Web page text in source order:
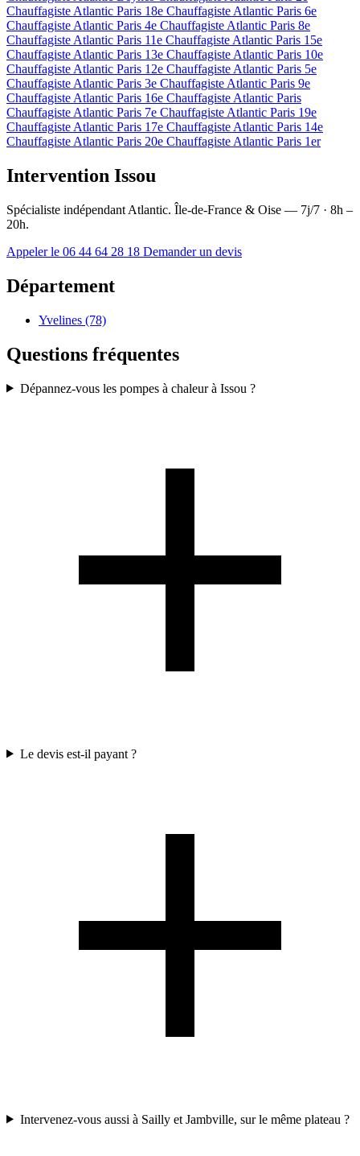
Chauffagiste Atlantic Paris 18e Chauffagiste Atlantic Paris 6e
Chauffagiste Atlantic Paris 4e Chauffagiste Atlantic Paris 8e
Chauffagiste Atlantic Paris 11e Chauffagiste Atlantic Paris 15e
Chauffagiste Atlantic Paris 13e Chauffagiste Atlantic Paris 10e
Chauffagiste Atlantic Paris 12e Chauffagiste Atlantic Paris 5e
Chauffagiste Atlantic Paris 3e Chauffagiste Atlantic Paris 9e
Chauffagiste Atlantic Paris 16e Chauffagiste Atlantic Paris
Chauffagiste Atlantic Paris 7e Chauffagiste Atlantic Paris 19e
Chauffagiste Atlantic Paris 17e Chauffagiste Atlantic Paris 14e
Chauffagiste Atlantic Paris 20e Chauffagiste Atlantic Paris 1er
Intervention Issou
Spécialiste indépendant Atlantic. Île-de-France & Oise — 7j/7 · 8h –
20h.
Appeler le 06 44 64 28 18 Demander un devis
Département
Yvelines (78)
Questions fréquentes
Dépannez-vous les pompes à chaleur à Issou ?
Le devis est-il payant ?
Intervenez-vous aussi à Sailly et Jambville, sur le même plateau ?